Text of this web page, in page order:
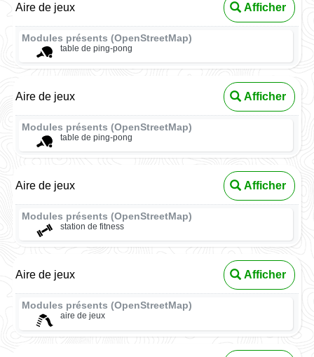
Aire de jeux Afficher
Modules présents (OpenStreetMap)
table de ping-pong
Aire de jeux Afficher
Modules présents (OpenStreetMap)
table de ping-pong
Aire de jeux Afficher
Modules présents (OpenStreetMap)
station de fitness
Aire de jeux Afficher
Modules présents (OpenStreetMap)
aire de jeux